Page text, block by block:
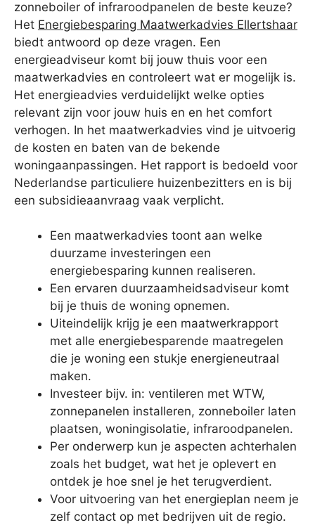
zonneboiler of infraroodpanelen de beste keuze?
Het Energiebesparing Maatwerkadvies Ellertshaar
biedt antwoord op deze vragen. Een
energieadviseur komt bij jouw thuis voor een
maatwerkadvies en controleert wat er mogelijk is.
Het energieadvies verduidelijkt welke opties
relevant zijn voor jouw huis en en het comfort
verhogen. In het maatwerkadvies vind je uitvoerig
de kosten en baten van de bekende
woningaanpassingen. Het rapport is bedoeld voor
Nederlandse particuliere huizenbezitters en is bij
een subsidieaanvraag vaak verplicht.
Een maatwerkadvies toont aan welke
duurzame investeringen een
energiebesparing kunnen realiseren.
Een ervaren duurzaamheidsadviseur komt
bij je thuis de woning opnemen.
Uiteindelijk krijg je een maatwerkrapport
met alle energiebesparende maatregelen
die je woning een stukje energieneutraal
maken.
Investeer bijv. in: ventileren met WTW,
zonnepanelen installeren, zonneboiler laten
plaatsen, woningisolatie, infraroodpanelen.
Per onderwerp kun je aspecten achterhalen
zoals het budget, wat het je oplevert en
ontdek je hoe snel je het terugverdient.
Voor uitvoering van het energieplan neem je
zelf contact op met bedrijven uit de regio.